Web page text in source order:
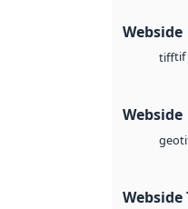
Webside
tifftif
Webside
Webside